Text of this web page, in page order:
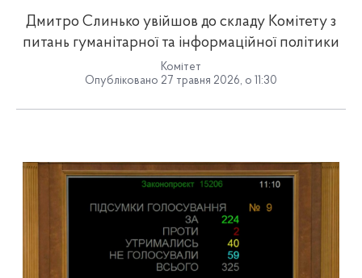
Дмитро Слинько увійшов до складу Комітету з
питань гуманітарної та інформаційної політики
Комітет
Опубліковано 27 травня 2026, о 11:30